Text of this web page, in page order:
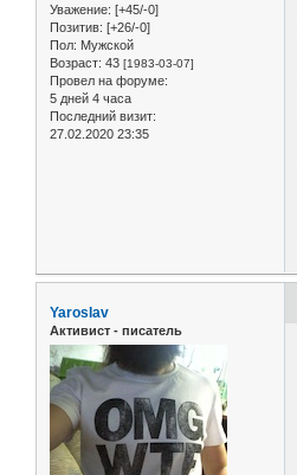
Уважение: [+45/-0]
Позитив: [+26/-0]
Пол: Мужской
Возраст: 43 [1983-03-07]
Провел на форуме:
5 дней 4 часа
Последний визит:
27.02.2020 23:35
Yaroslav
Активист - писатель